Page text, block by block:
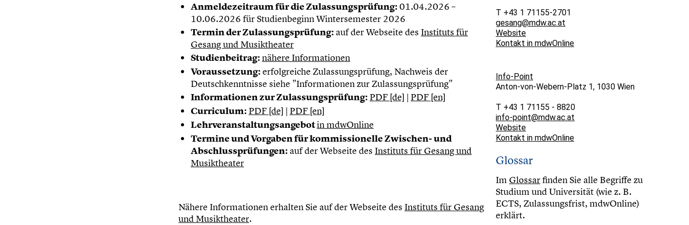
Anmeldezeitraum für die Zulassungsprüfung:01.04.2026 –
10.06.2026 für Studienbeginn Wintersemester 2026
Termin der Zulassungsprüfung: auf der Webseite des Instituts für
Gesang und Musiktheater
Studienbeitrag:nähere Informationen
Voraussetzung:erfolgreiche Zulassungsprüfung, Nachweis der
Deutschkenntnisse siehe "Informationen zur Zulassungsprüfung"
Informationen zur Zulassungsprüfung: PDF [de] | PDF [en]
Curriculum: PDF [de] | PDF [en]
Lehrveranstaltungsangebotin mdwOnline
Termine und Vorgaben für kommissionelle Zwischen- und
Abschlussprüfungen: auf der Webseite des Instituts für Gesang und
Musiktheater
Nähere Informationen erhalten Sie auf der Webseite des Instituts für Gesang
und Musiktheater.
T +43 1 71155-2701
gesang@mdw.ac.at
Website
Kontakt in mdwOnline
Info-Point
Anton-von-Webern-Platz 1, 1030 Wien
T +43 1 71155 - 8820
info-point@mdw.ac.at
Website
Kontakt in mdwOnline
Glossar
Im Glossarfinden Sie alle Begriffe zu
Studium und Universität (wie z. B.
ECTS, Zulassungsfrist, mdwOnline)
erklärt.